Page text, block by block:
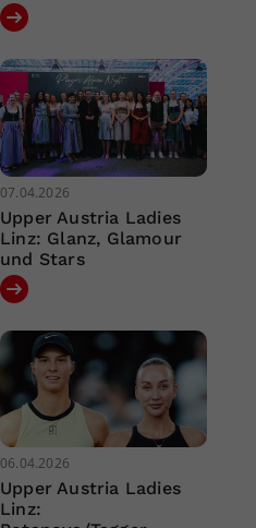
07.04.2026
Upper Austria Ladies
Linz: Glanz, Glamour
und Stars
06.04.2026
Upper Austria Ladies
Linz: